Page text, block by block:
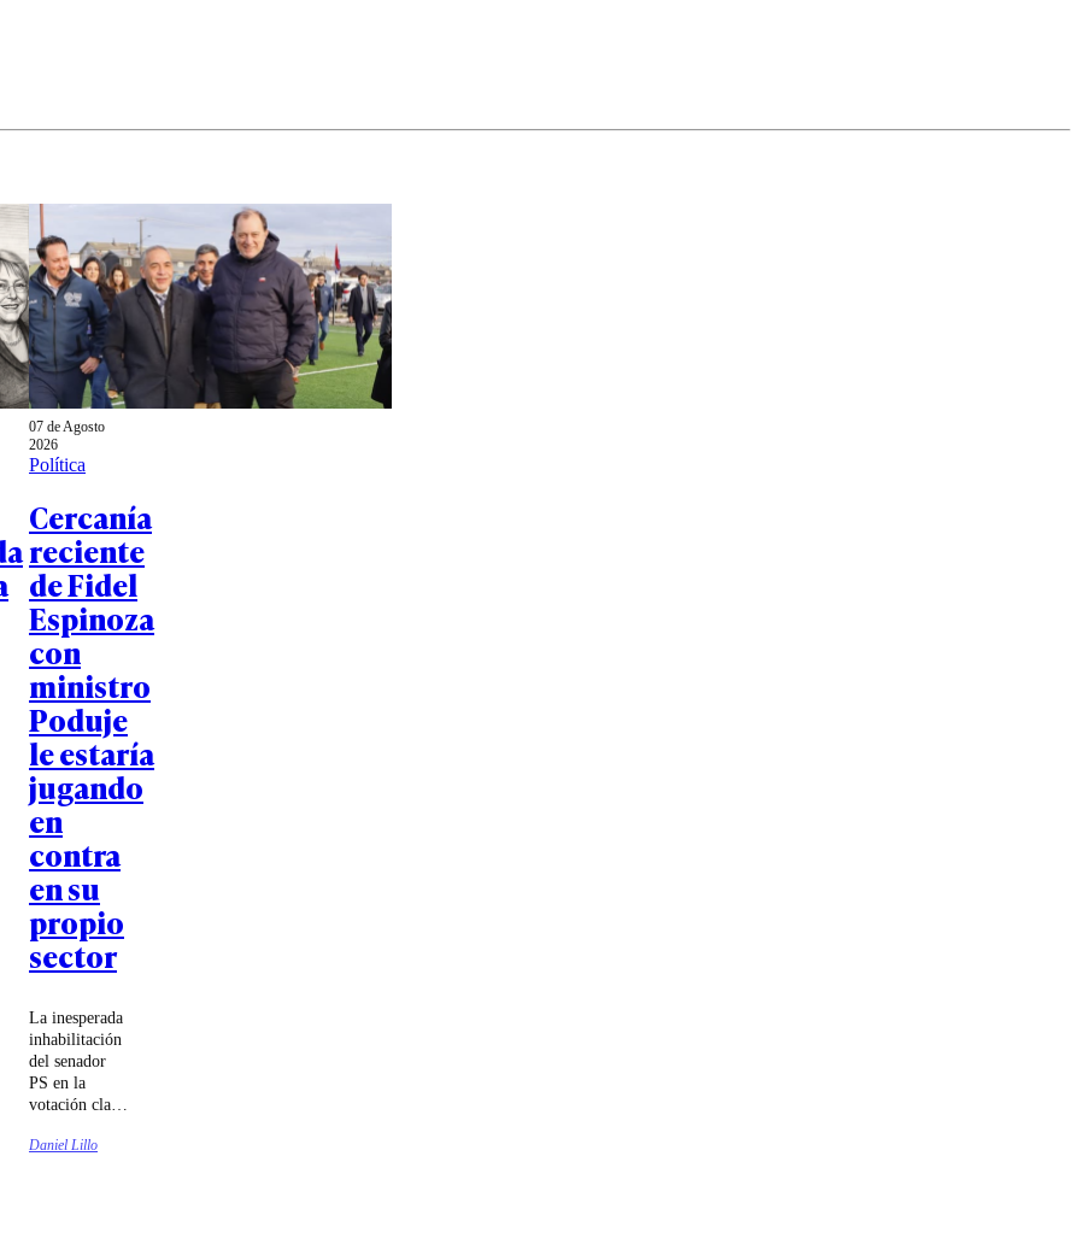
07 de Agosto
2026
Política
Cercanía
reciente
de Fidel
Espinoza
con
ministro
Poduje
le estaría
jugando
en
contra
en su
propio
sector
La inesperada
inhabilitación
del senador
PS en la
votación clave
mecanismo de
Daniel Lillo